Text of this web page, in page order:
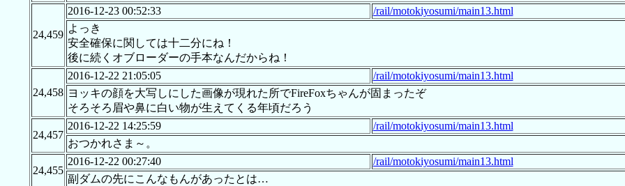
24,459
2016-12-23 00:52:33
/rail/motokiyosumi/main13.html
よっき
安全確保に関しては十二分にね！
後に続くオブローダーの手本なんだからね！
24,458
2016-12-22 21:05:05
/rail/motokiyosumi/main13.html
ヨッキの顔を大写しにした画像が現れた所でFireFoxちゃんが固まったぞ
そろそろ眉や鼻に白い物が生えてくる年頃だろう
24,457
2016-12-22 14:25:59
/rail/motokiyosumi/main13.html
おつかれさま～。
24,455
2016-12-22 00:27:40
/rail/motokiyosumi/main13.html
副ダムの先にこんなもんがあったとは…